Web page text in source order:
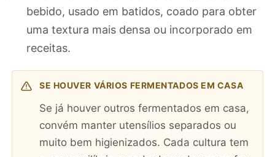
bebido, usado em batidos, coado para obter
uma textura mais densa ou incorporado em
receitas.
SE HOUVER VÁRIOS FERMENTADOS EM CASA
Se já houver outros fermentados em casa,
convém manter utensílios separados ou
muito bem higienizados. Cada cultura tem